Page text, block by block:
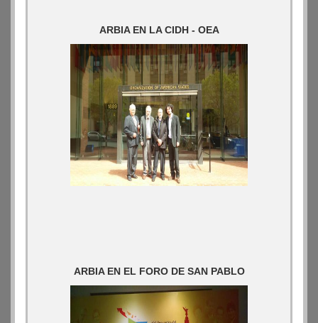
ARBIA EN LA CIDH - OEA
ARBIA EN EL FORO DE SAN PABLO